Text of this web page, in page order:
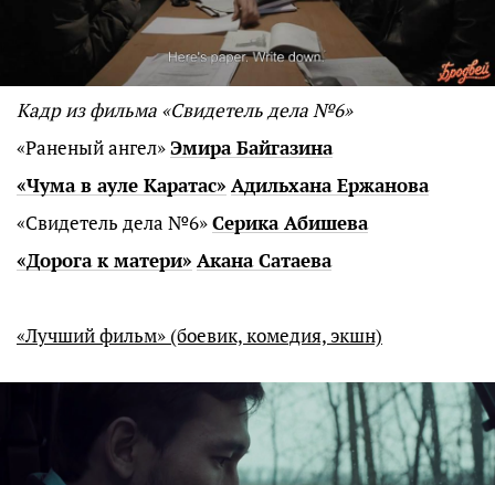
Кадр из фильма «Свидетель дела №6»
«Раненый ангел»Эмира Байгазина
«Чума в ауле Каратас» Адильхана Ержанова
«Свидетель дела №6»Серика Абишева
«Дорога к матери» Акана Сатаева
«Лучший фильм» (боевик, комедия, экшн)